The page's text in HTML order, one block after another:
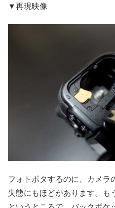
▼再現映像
フォトポタするのに、カメラ
失態にもほどがあります。も